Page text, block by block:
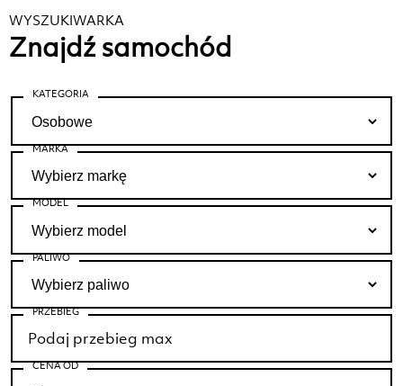
WYSZUKIWARKA
Znajdź samochód
KATEGORIA
MARKA
MODEL
PALIWO
PRZEBIEG
CENA OD